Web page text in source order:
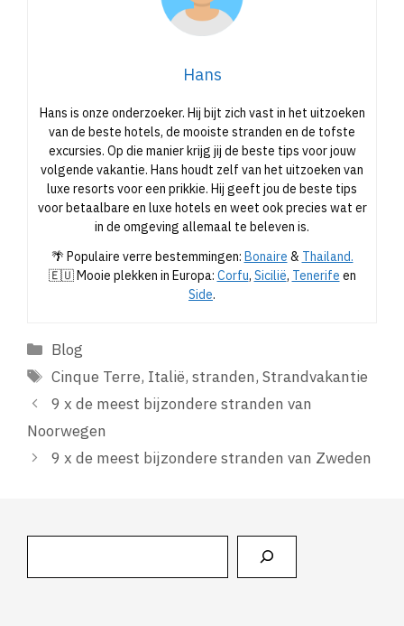
Hans
Hans is onze onderzoeker. Hij bijt zich vast in het uitzoeken
van de beste hotels, de mooiste stranden en de tofste
excursies. Op die manier krijg jij de beste tips voor jouw
volgende vakantie. Hans houdt zelf van het uitzoeken van
luxe resorts voor een prikkie. Hij geeft jou de beste tips
voor betaalbare en luxe hotels en weet ook precies wat er
in de omgeving allemaal te beleven is.
🌴 Populaire verre bestemmingen: Bonaire & Thailand.
🇪🇺 Mooie plekken in Europa: Corfu, Sicilië, Tenerife en
Side.
Categorieën
Blog
Tags
Cinque Terre, Italië,stranden,Strandvakantie
9 x de meest bijzondere stranden van
Noorwegen
9 x de meest bijzondere stranden van Zweden